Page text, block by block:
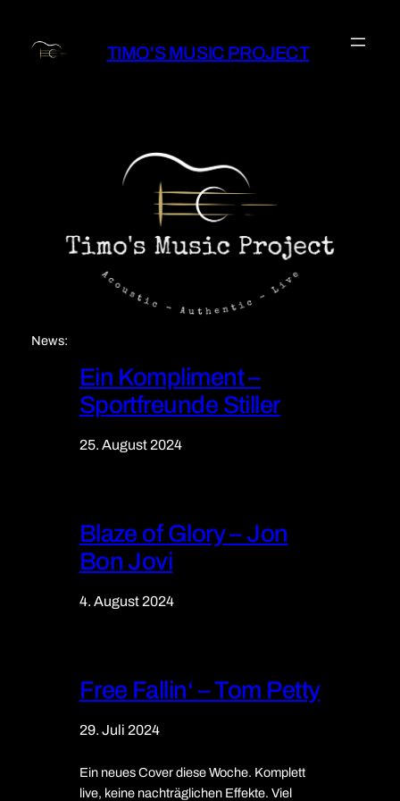
springen
TIMO'S MUSIC PROJECT
News:
Ein Kompliment –
Sportfreunde Stiller
25. August 2024
Blaze of Glory – Jon
Bon Jovi
4. August 2024
Free Fallin‘ – Tom Petty
29. Juli 2024
Ein neues Cover diese Woche. Komplett
live, keine nachträglichen Effekte. Viel